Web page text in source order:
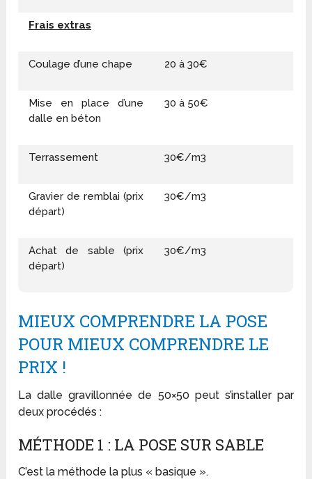
Frais extras
Coulage d’une chape 20 à 30€
Mise en place d’une
dalle en béton
30 à 50€
Terrassement 30€/m3
Gravier de remblai (prix
départ)
30€/m3
Achat de sable (prix
départ)
30€/m3
MIEUX COMPRENDRE LA POSE
POUR MIEUX COMPRENDRE LE
PRIX !
La dalle gravillonnée de 50×50 peut s’installer par
deux procédés :
MÉTHODE 1 : LA POSE SUR SABLE
C’est la méthode la plus « basique ».